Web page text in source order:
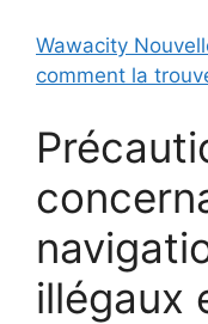
Wawacity
comment la
illégaux